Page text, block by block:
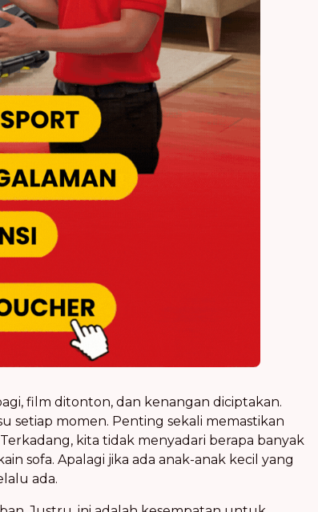
film ditonton, dan kenangan diciptakan.
setiap momen. Penting sekali memastikan
kita tidak menyadari berapa banyak
sofa. Apalagi jika ada anak-anak kecil yang
ada.